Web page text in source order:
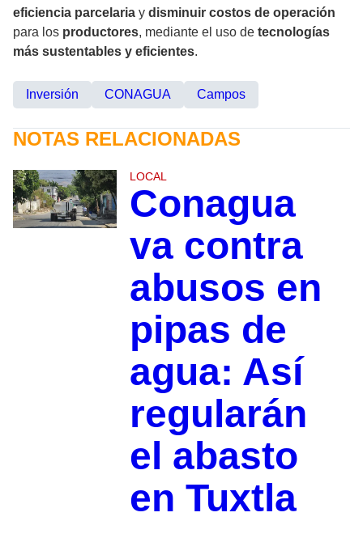
eficiencia parcelaria y disminuir costos de operación
para los productores, mediante el uso de tecnologías
más sustentables y eficientes.
Inversión CONAGUA Campos
NOTAS RELACIONADAS
LOCAL
Conagua
va contra
abusos en
pipas de
agua: Así
regularán
el abasto
en Tuxtla